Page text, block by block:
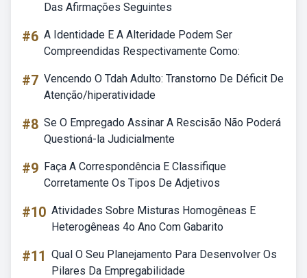
Das Afirmações Seguintes
#6 A Identidade E A Alteridade Podem Ser
Compreendidas Respectivamente Como:
#7 Vencendo O Tdah Adulto: Transtorno De Déficit De
Atenção/hiperatividade
#8 Se O Empregado Assinar A Rescisão Não Poderá
Questioná-la Judicialmente
#9 Faça A Correspondência E Classifique
Corretamente Os Tipos De Adjetivos
#10 Atividades Sobre Misturas Homogêneas E
Heterogêneas 4o Ano Com Gabarito
#11 Qual O Seu Planejamento Para Desenvolver Os
Pilares Da Empregabilidade